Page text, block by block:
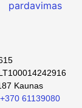
Kaunas
+370 61139080